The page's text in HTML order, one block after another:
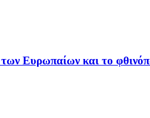
Ευρωπαίων και το